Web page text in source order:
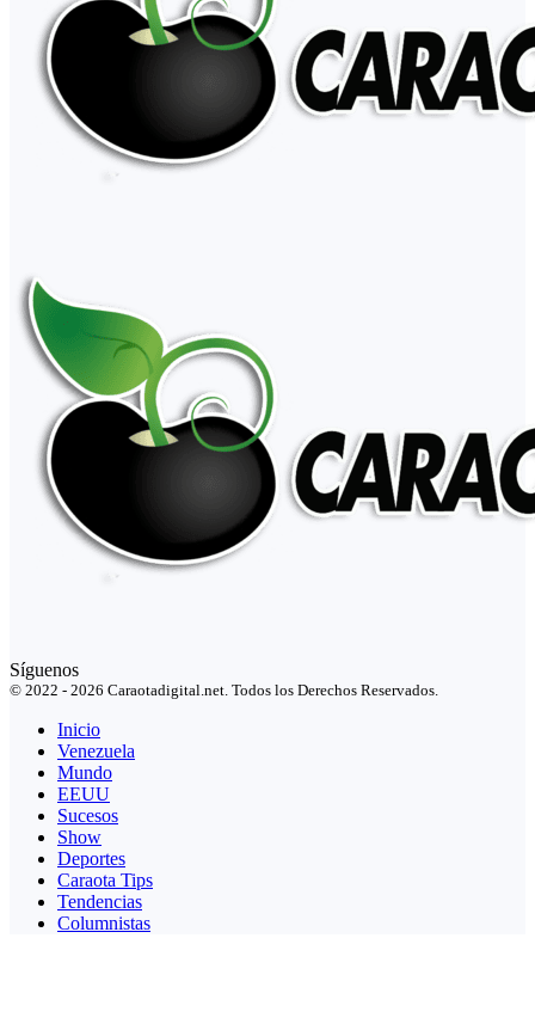
Síguenos
© 2022 - 2026 Caraotadigital.net. Todos los Derechos Reservados.
Inicio
Venezuela
Mundo
EEUU
Sucesos
Show
Deportes
Caraota Tips
Tendencias
Columnistas